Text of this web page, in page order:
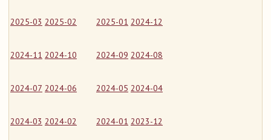
2025-03 2025-02 2025-01 2024-12
2024-11 2024-10 2024-09 2024-08
2024-07 2024-06 2024-05 2024-04
2024-03 2024-02 2024-01 2023-12